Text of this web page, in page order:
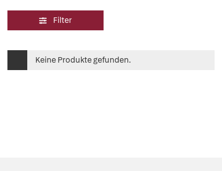
Filter
Keine Produkte gefunden.